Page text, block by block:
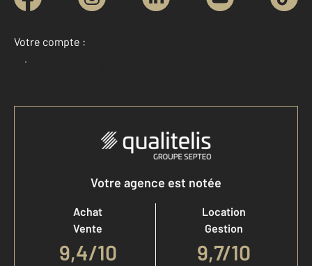
Votre compte :
Votre agence est notée
Achat
Vente
9,4/10
Location
Gestion
9,7/10